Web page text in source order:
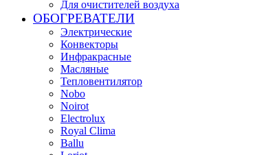
Для очистителей воздуха
ОБОГРЕВАТЕЛИ
Электрические
Конвекторы
Инфракрасные
Масляные
Тепловентилятор
Nobo
Noirot
Electrolux
Royal Clima
Ballu